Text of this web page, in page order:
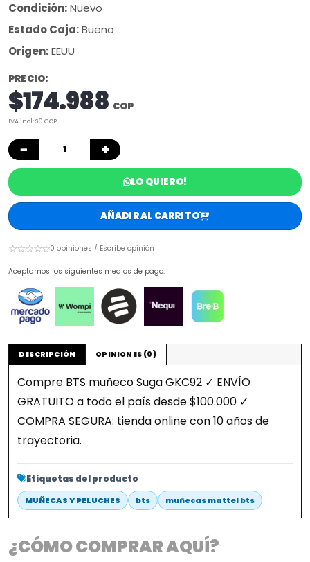
Condición:Nuevo
Estado Caja:Bueno
Origen:EEUU
PRECIO:
$174.988 COP
IVA incl: $0 COP
− +
LO QUIERO!
AÑADIR AL CARRITO
☆☆☆☆☆0 opiniones / Escribe opinión
Aceptamos los siguientes medios de pago:
DESCRIPCIÓN OPINIONES (0)
Compre BTS muñeco Suga GKC92 ✓ ENVÍO
GRATUITO a todo el país desde $100.000 ✓
COMPRA SEGURA: tienda online con 10 años de
trayectoria.
Etiquetas del producto
MUÑECAS Y PELUCHES bts muñecas mattel bts
¿CÓMO COMPRAR AQUÍ?